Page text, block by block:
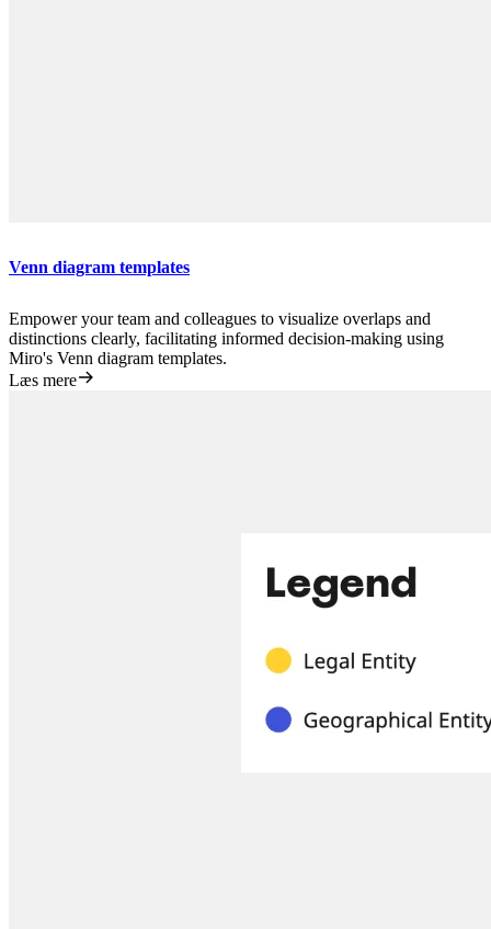
Venn diagram templates
Empower your team and colleagues to visualize overlaps and
distinctions clearly, facilitating informed decision-making using
Miro's Venn diagram templates.
Læs mere